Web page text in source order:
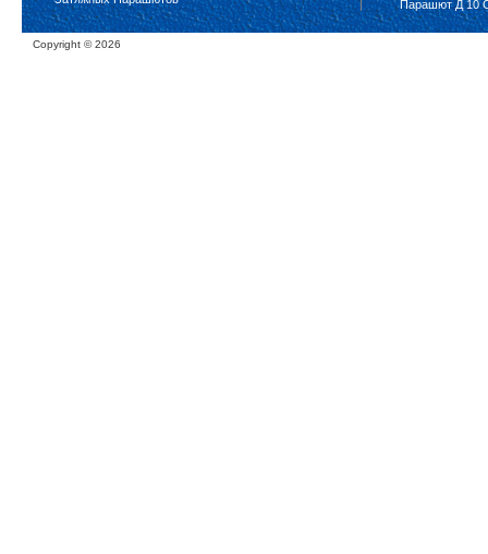
Парашют Д 10
Copyright ©2026